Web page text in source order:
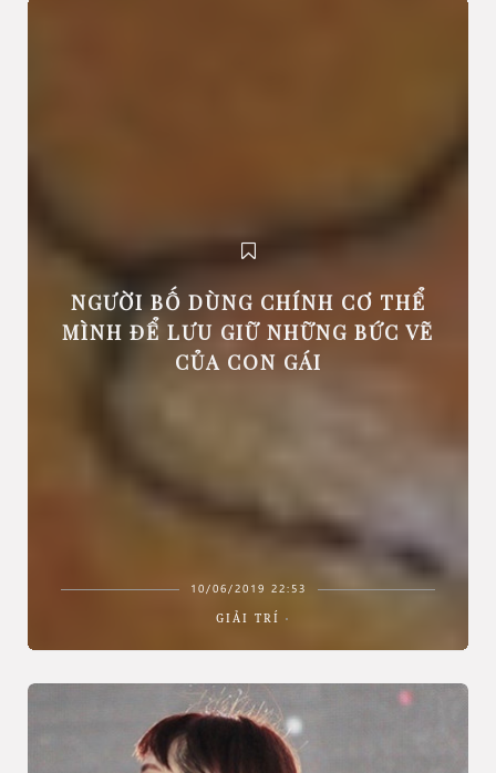
NGƯỜI BỐ DÙNG CHÍNH CƠ THỂ
MÌNH ĐỂ LƯU GIỮ NHỮNG BỨC VẼ
CỦA CON GÁI
10/06/2019 22:53
GIẢI TRÍ